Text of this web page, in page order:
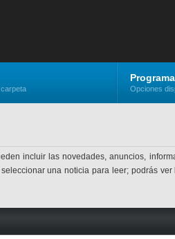
Opciones
incluir las novedades, anuncios,
una noticia para leer; podrás